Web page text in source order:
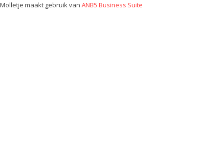
Molletje maakt gebruik van ANB5 Business Suite